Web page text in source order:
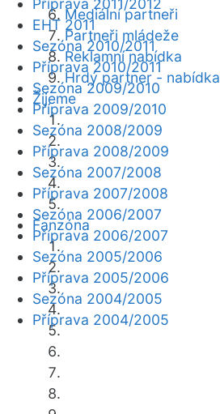
Mediální partneři
Partneři mládeže
Reklamní nabídka
Hrdý partner - nabídka
Žijeme
Fanzóna
Příprava 2011/2012
EHT 2011
Sezóna 2010/2011
Příprava 2010/2011
Sezóna 2009/2010
Příprava 2009/2010
Sezóna 2008/2009
Příprava 2008/2009
Sezóna 2007/2008
Příprava 2007/2008
Sezóna 2006/2007
Příprava 2006/2007
Sezóna 2005/2006
Příprava 2005/2006
Sezóna 2004/2005
Příprava 2004/2005